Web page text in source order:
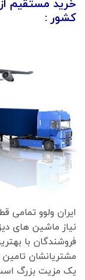
کشور :
ایران ولوو تمامی
نیاز ماشین های
فروشندگان با
مشتریانشان
یک مزیت بزرگ